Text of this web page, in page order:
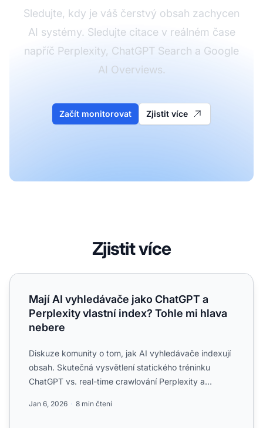
Sledujte, kdy je váš čerstvý obsah zachycen
AI systémy. Sledujte citace v reálném čase
napříč Perplexity, ChatGPT Search a Google
AI Overviews.
Začít monitorovat Zjistit více
Zjistit více
Mají AI vyhledávače jako ChatGPT a Perplexity vlastní
Mají AI vyhledávače jako ChatGPT a
Perplexity vlastní index? Tohle mi hlava
nebere
Diskuze komunity o tom, jak AI vyhledávače indexují
obsah. Skutečná vysvětlení statického tréninku
ChatGPT vs. real-time crawlování Perplexity a
Jan 6, 2026 8 min čtení